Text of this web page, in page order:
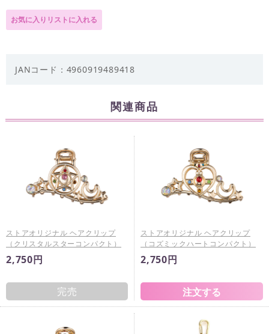
JANコード：4960919489418
関連商品
ストアオリジナル ヘアクリップ
（クリスタルスターコンパクト）
2,750円
完売
ストアオリジナル ヘアクリップ
（コズミックハートコンパクト）
2,750円